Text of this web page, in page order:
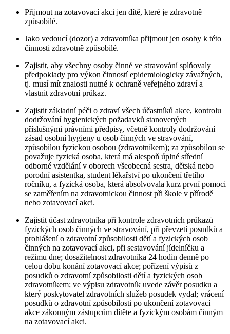
Přijmout na zotavovací akci jen dítě, které je zdravotně
způsobilé.
Jako vedoucí (dozor) a zdravotníka přijmout jen osoby k této
činnosti zdravotně způsobilé.
Zajistit, aby všechny osoby činné ve stravování splňovaly
předpoklady pro výkon činností epidemiologicky závažných,
tj. musí mít znalosti nutné k ochraně veřejného zdraví a
vlastnit zdravotní průkaz.
Zajistit základní péči o zdraví všech účastníků akce, kontrolu
dodržování hygienických požadavků stanovených
příslušnými právními předpisy, včetně kontroly dodržování
zásad osobní hygieny u osob činných ve stravování,
způsobilou fyzickou osobou (zdravotníkem); za způsobilou se
považuje fyzická osoba, která má alespoň úplné střední
odborné vzdělání v oborech všeobecná sestra, dětská nebo
porodní asistentka, student lékařství po ukončení třetího
ročníku, a fyzická osoba, která absolvovala kurz první pomoci
se zaměřením na zdravotnickou činnost při škole v přírodě
nebo zotavovací akci.
Zajistit účast zdravotníka při kontrole zdravotních průkazů
fyzických osob činných ve stravování, při převzetí posudků a
prohlášení o zdravotní způsobilosti dětí a fyzických osob
činných na zotavovací akci, při sestavování jídelníčku a
režimu dne; dosažitelnost zdravotníka 24 hodin denně po
celou dobu konání zotavovací akce; pořízení výpisů z
posudků o zdravotní způsobilosti dětí a fyzických osob
zdravotníkem; ve výpisu zdravotník uvede závěr posudku a
který poskytovatel zdravotních služeb posudek vydal; vrácení
posudků o zdravotní způsobilosti po ukončení zotavovací
akce zákonným zástupcům dítěte a fyzickým osobám činným
na zotavovací akci.